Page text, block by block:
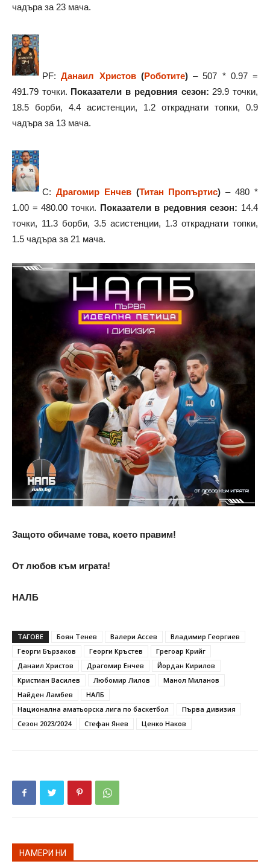
чадъра за 23 мача.
PF:Данаил Христов(Роботите)– 507 * 0.97 =
491.79 точки. Показатели в редовния сезон: 29.9 точки,
18.5 борби, 4.4 асистенции, 1.2 откраднати топки, 0.9
чадъра за 13 мача.
C: Драгомир Енчев(Титан Пропъртис) – 480 *
1.00 = 480.00 точки. Показатели в редовния сезон: 14.4
точки, 11.3 борби, 3.5 асистенции, 1.3 откраднати топки,
1.5 чадъра за 21 мача.
Защото обичаме това, което правим!
От любов към играта!
НАЛБ
ТАГОВЕ Боян Тенев Валери Ассев
Владимир Георгиев
Георги Бързаков
Георги Кръстев
Грегоар Крийг
Данаил Христов
Драгомир Енчев
Йордан Кирилов
Кристиан Василев
Любомир Лилов
Манол Миланов
Найден Ламбев
НАЛБ
Национална аматьорска лига по баскетбол
Първа дивизия
Сезон 2023/2024
Стефан Янев Ценко Наков
НАМЕРИ НИ